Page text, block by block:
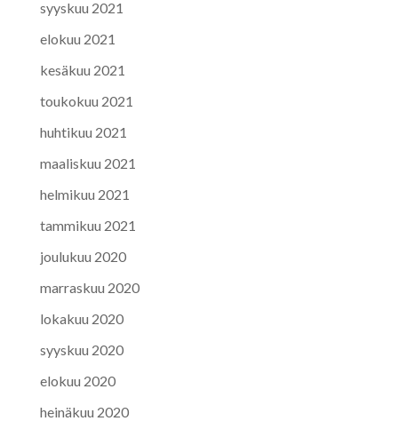
syyskuu 2021
elokuu 2021
kesäkuu 2021
toukokuu 2021
huhtikuu 2021
maaliskuu 2021
helmikuu 2021
tammikuu 2021
joulukuu 2020
marraskuu 2020
lokakuu 2020
syyskuu 2020
elokuu 2020
heinäkuu 2020